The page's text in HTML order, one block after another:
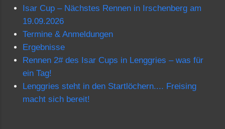
Isar Cup – Nächstes Rennen in Irschenberg am
19.09.2026
Termine & Anmeldungen
Ergebnisse
Rennen 2# des Isar Cups in Lenggries – was für
ein Tag!
Lenggries steht in den Startlöchern.... Freising
macht sich bereit!